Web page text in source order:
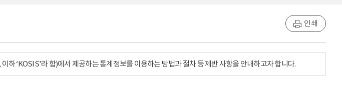
인쇄
하 ‘KOSIS'라 함)에서 제공하는 통계정보를 이용하는 방법과 절차 등 제반 사항을 안내하고자 합니다.